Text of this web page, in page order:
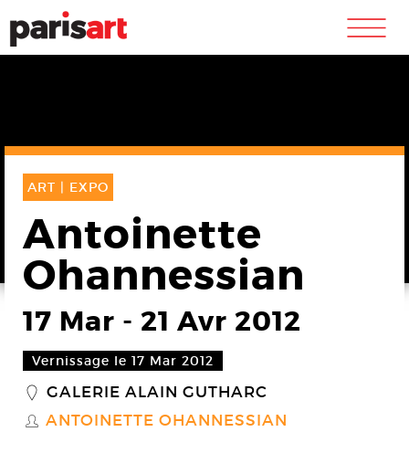
m
ART | EXPO
Antoinette
Ohannessian
17 Mar - 21 Avr 2012
Vernissage le 17 Mar 2012
_ GALERIE ALAIN GUTHARC
S ANTOINETTE OHANNESSIAN